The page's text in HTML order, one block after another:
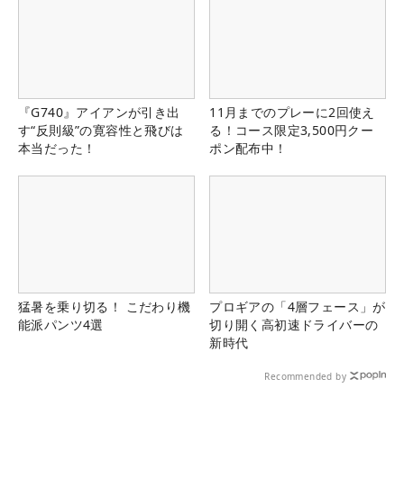
『G740』アイアンが引き出
す“反則級”の寛容性と飛びは
本当だった！
11月までのプレーに2回使え
る！コース限定3,500円クー
ポン配布中！
猛暑を乗り切る！ こだわり機
能派パンツ4選
プロギアの「4層フェース」が
切り開く高初速ドライバーの
新時代
Recommended by